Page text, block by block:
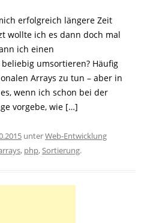
erfolgreich längere Zeit
wollte ich es dann doch mal
ich einen
umsortieren? Häufig
Arrays zu tun – aber in
wenn ich schon bei der
vorgebe, wie […]
unterWeb-Entwicklung
, php,Sortierung.